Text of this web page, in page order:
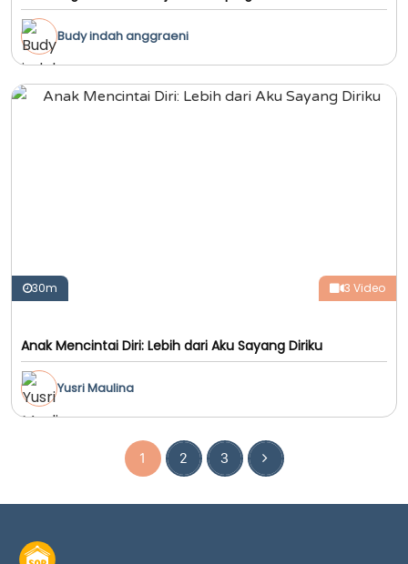
Budy indah anggraeni
30m 3 Video
Anak Mencintai Diri: Lebih dari Aku Sayang Diriku
Yusri Maulina
1 2 3